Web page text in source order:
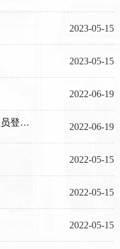
2023-05-15
2023-05-15
2022-06-19
国家自然科学基金网络信息系统人员登录平台 2022-06-19
2022-05-15
2022-05-15
2022-05-15